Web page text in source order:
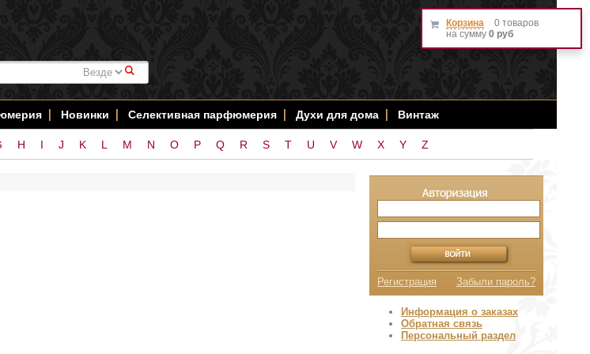
#
Новинки Селективная парфюмерия Духи для дома Винтаж
H I J K L M N O P Q R S T U V W X Y Z
Корзина
0 товаров
на сумму 0 руб
Регистрация Забыли пароль?
Информация о заказах
Обратная связь
Персональный раздел